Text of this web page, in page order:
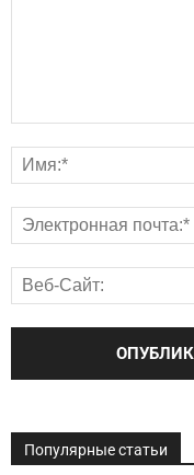
Популярные статьи